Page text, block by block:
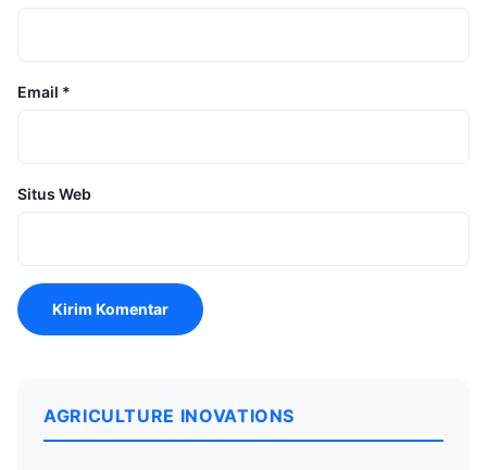
Email *
Situs Web
AGRICULTURE INOVATIONS